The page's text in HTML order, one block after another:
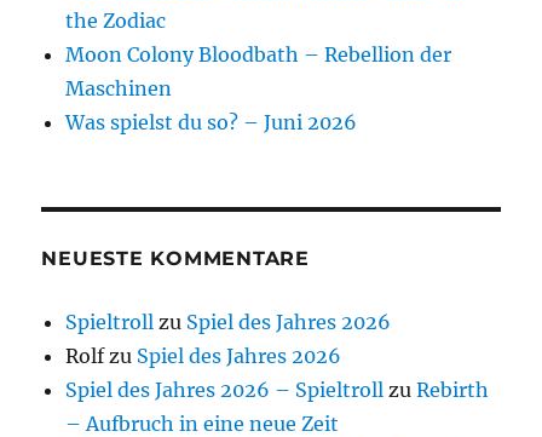
the Zodiac
Moon Colony Bloodbath – Rebellion der
Maschinen
Was spielst du so? – Juni 2026
NEUESTE KOMMENTARE
Spieltroll zu Spiel des Jahres 2026
Rolfzu Spiel des Jahres 2026
Spiel des Jahres 2026 – Spieltroll zuRebirth
– Aufbruch in eine neue Zeit